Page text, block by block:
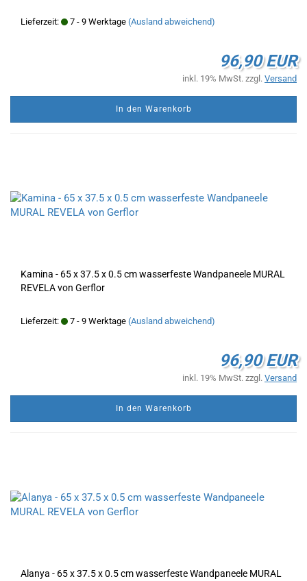
Lieferzeit: 7 - 9 Werktage (Ausland abweichend)
96,90 EUR
inkl. 19% MwSt. zzgl. Versand
In den Warenkorb
Kamina - 65 x 37.5 x 0.5 cm wasserfeste Wandpaneele MURAL
REVELA von Gerflor
Lieferzeit: 7 - 9 Werktage (Ausland abweichend)
96,90 EUR
inkl. 19% MwSt. zzgl. Versand
In den Warenkorb
Alanya - 65 x 37.5 x 0.5 cm wasserfeste Wandpaneele MURAL